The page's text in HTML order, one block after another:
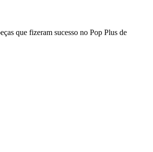
que fizeram sucesso no Pop Plus de